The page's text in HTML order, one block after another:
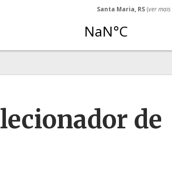
Santa Maria, RS (ver mais
de